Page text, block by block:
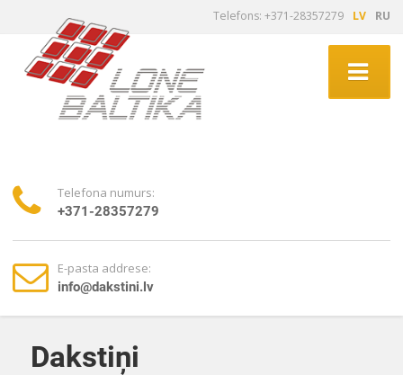
Telefons: +371-28357279 LV RU
Telefona numurs:
+371-28357279
E-pasta addrese:
info@dakstini.lv
Dakstiņi